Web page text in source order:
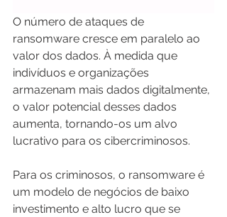
O número de ataques de
ransomware cresce em paralelo ao
valor dos dados. À medida que
indivíduos e organizações
armazenam mais dados digitalmente,
o valor potencial desses dados
aumenta, tornando-os um alvo
lucrativo para os cibercriminosos.
Para os criminosos, o ransomware é
um modelo de negócios de baixo
investimento e alto lucro que se